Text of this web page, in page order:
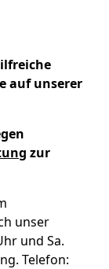
auf unserer
zur
unser
und Sa.
Telefon: